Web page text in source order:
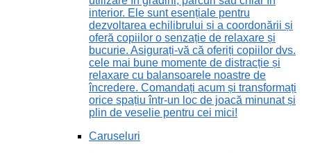
interior. Ele sunt esențiale pentru
dezvoltarea echilibrului și a coordonării și
oferă copiilor o senzație de relaxare și
bucurie. Asigurați-vă că oferiți copiilor dvs.
cele mai bune momente de distracție și
relaxare cu balansoarele noastre de
încredere. Comandați acum și transformați
orice spațiu într-un loc de joacă minunat și
plin de veselie pentru cei mici!
Caruseluri